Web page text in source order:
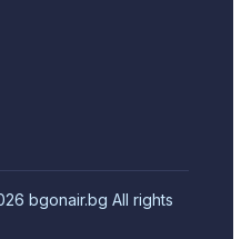
bgonair.bg All rights